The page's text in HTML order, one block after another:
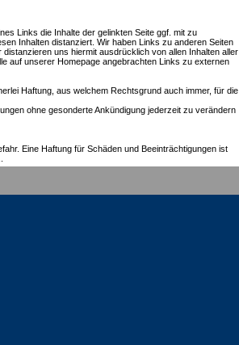
Links die Inhalte der gelinkten Seite ggf. mit zu
Inhalten distanziert. Wir haben Links zu anderen Seiten
uns hiermit ausdrücklich von allen Inhalten aller
auf unserer Homepage angebrachten Links zu externen
Haftung, aus welchem Rechtsgrund auch immer, für die
ohne gesonderte Ankündigung jederzeit zu verändern
Eine Haftung für Schäden und Beeinträchtigungen ist